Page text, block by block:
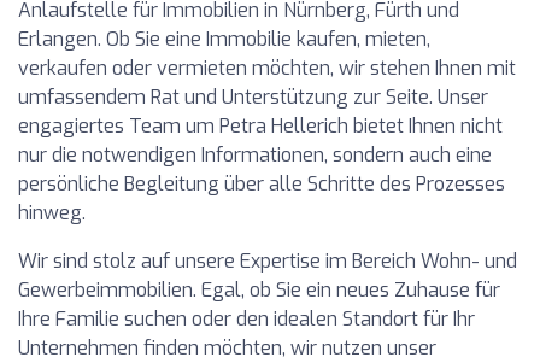
Anlaufstelle für Immobilien in Nürnberg, Fürth und
Erlangen. Ob Sie eine Immobilie kaufen, mieten,
verkaufen oder vermieten möchten, wir stehen Ihnen mit
umfassendem Rat und Unterstützung zur Seite. Unser
engagiertes Team um Petra Hellerich bietet Ihnen nicht
nur die notwendigen Informationen, sondern auch eine
persönliche Begleitung über alle Schritte des Prozesses
hinweg.
Wir sind stolz auf unsere Expertise im Bereich Wohn- und
Gewerbeimmobilien. Egal, ob Sie ein neues Zuhause für
Ihre Familie suchen oder den idealen Standort für Ihr
Unternehmen finden möchten, wir nutzen unser